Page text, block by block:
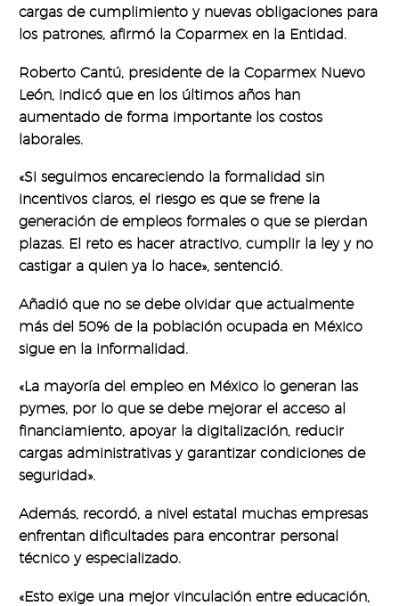
cargas de cumplimiento y nuevas obligaciones para
los patrones, afirmó la Coparmex en la Entidad.
Roberto Cantú, presidente de la Coparmex Nuevo
León, indicó que en los últimos años han
aumentado de forma importante los costos
laborales.
«Si seguimos encareciendo la formalidad sin
incentivos claros, el riesgo es que se frene la
generación de empleos formales o que se pierdan
plazas. El reto es hacer atractivo, cumplir la ley y no
castigar a quien ya lo hace», sentenció.
Añadió que no se debe olvidar que actualmente
más del 50% de la población ocupada en México
sigue en la informalidad.
«La mayoría del empleo en México lo generan las
pymes, por lo que se debe mejorar el acceso al
financiamiento, apoyar la digitalización, reducir
cargas administrativas y garantizar condiciones de
seguridad».
Además, recordó, a nivel estatal muchas empresas
enfrentan dificultades para encontrar personal
técnico y especializado.
«Esto exige una mejor vinculación entre educación,